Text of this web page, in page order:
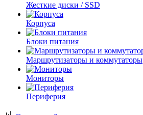
Жесткие диски / SSD
Корпуса
Блоки питания
Маршрутизаторы и коммутаторы
Мониторы
Периферия